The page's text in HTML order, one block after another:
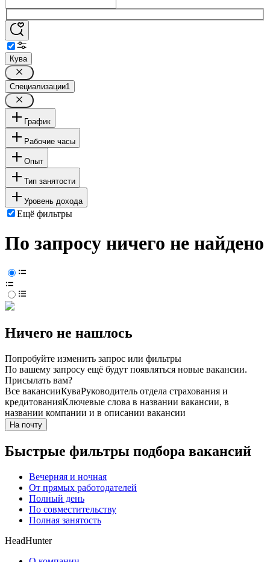
Кува
Специализации1
График
Рабочие часы
Опыт
Тип занятости
Уровень дохода
Ещё фильтры
По запросу ничего не найдено
Ничего не нашлось
Попробуйте изменить запрос или фильтры
По вашему запросу ещё будут появляться новые вакансии.
Присылать вам?
Все вакансииКуваРуководитель отдела страхования и
кредитованияКлючевые слова в названии вакансии, в
названии компании и в описании вакансии
На почту
Быстрые фильтры подбора вакансий
Вечерняя и ночная
От прямых работодателей
Полный день
По совместительству
Полная занятость
HeadHunter